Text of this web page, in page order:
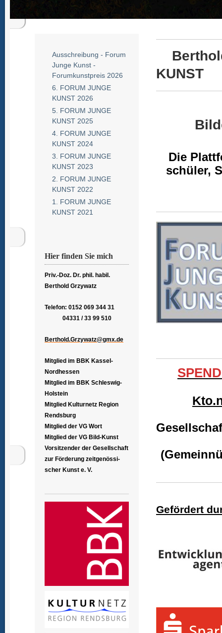
Ausschreibung - Forum
Junge Kunst -
Forumkunstpreis 2026
6. FORUM JUNGE
KUNST 2026
5. FORUM JUNGE
KUNST 2025
4. FORUM JUNGE
KUNST 2024
3. FORUM JUNGE
KUNST 2023
2. FORUM JUNGE
KUNST 2022
1. FORUM JUNGE
KUNST 2021
Hier finden Sie mich
Priv.-Doz. Dr. phil. habil.
Berthold Grzywatz
Telefon: 0152 069 344 31
04331 / 33 99 510
Berthold.Grzywatz@gmx.de
Mitglied im BBK Kassel-
Nordhessen
Mitglied im BBK Schleswig-
Holstein
Mitglied Kulturnetz Region
Rendsburg
Mitglied der VG Wort
Mitglied der VG Bild-Kunst
Vorsitzender der Gesellschaft
zur Förderung zeitgenössi-
scher Kunst e. V.
KUNST
Die
schüler,
Gefördert